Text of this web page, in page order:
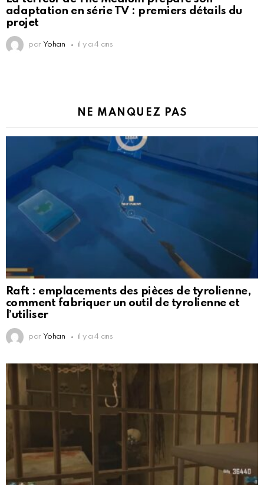
adaptation en série TV : premiers détails du
projet
par Yohan il y a 4 ans
NE MANQUEZ PAS
Raft : emplacements des pièces de tyrolienne,
comment fabriquer un outil de tyrolienne et
l’utiliser
par Yohan il y a 4 ans